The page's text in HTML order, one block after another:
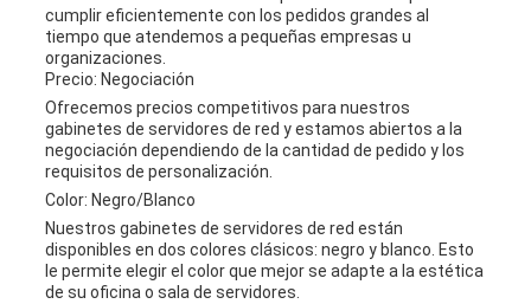
cumplir eficientemente con los pedidos grandes al
tiempo que atendemos a pequeñas empresas u
organizaciones.
Precio: Negociación
Ofrecemos precios competitivos para nuestros
gabinetes de servidores de red y estamos abiertos a la
negociación dependiendo de la cantidad de pedido y los
requisitos de personalización.
Color: Negro/Blanco
Nuestros gabinetes de servidores de red están
disponibles en dos colores clásicos: negro y blanco. Esto
le permite elegir el color que mejor se adapte a la estética
de su oficina o sala de servidores.